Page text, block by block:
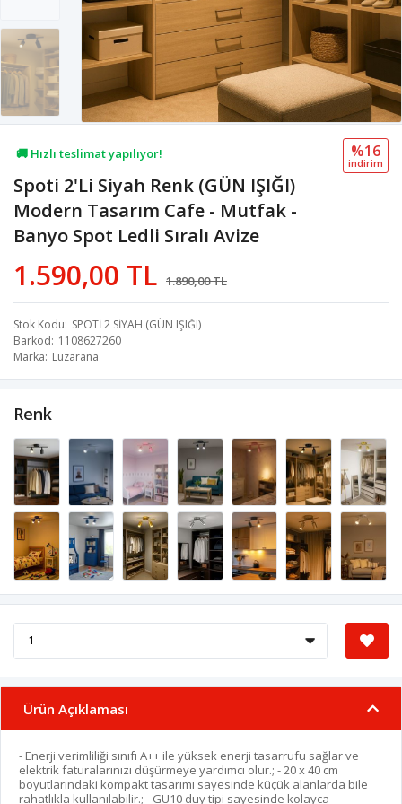
🚚 Hızlı teslimat yapılıyor!
💖 70,2B kişi favoriledi!
💸 Sepette 100 TL indirim!
Spoti 2'Li Siyah Renk (GÜN IŞIĞI)
Modern Tasarım Cafe - Mutfak -
Banyo Spot Ledli Sıralı Avize
1.590,00 TL 1.890,00 TL
%16
i̇ndi̇ri̇m
Stok Kodu SPOTİ 2 SİYAH (GÜN IŞIĞI)
Barkod 1108627260
Marka Luzarana
Renk
Ürün Açıklaması
- Enerji verimliliği sınıfı A++ ile yüksek enerji tasarrufu sağlar ve
elektrik faturalarınızı düşürmeye yardımcı olur.; - 20 x 40 cm
boyutlarındaki kompakt tasarımı sayesinde küçük alanlarda bile
rahatlıkla kullanılabilir.; - GU10 duy tipi sayesinde kolayca